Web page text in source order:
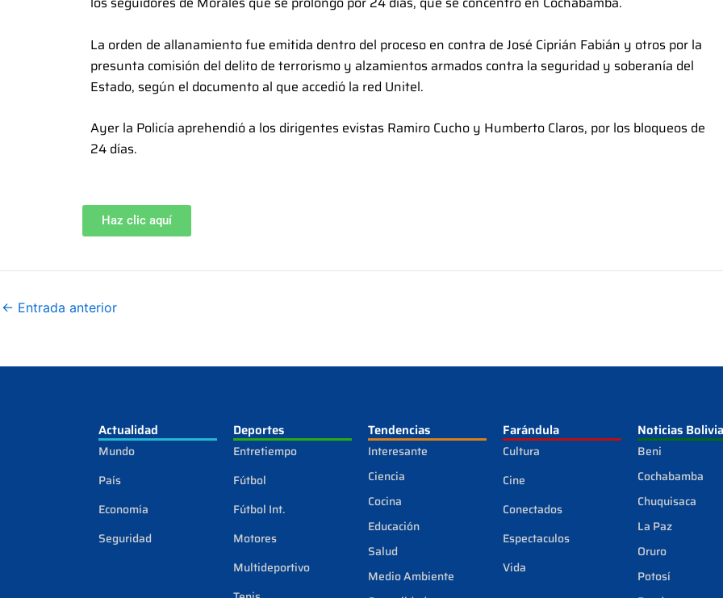
La orden de allanamiento fue emitida dentro del proceso en contra de José Ciprián Fabián y otros por la
presunta comisión del delito de terrorismo y alzamientos armados contra la seguridad y soberanía del
Estado, según el documento al que accedió la red Unitel.
Ayer la Policía aprehendió a los dirigentes evistas Ramiro Cucho y Humberto Claros, por los bloqueos de
24 días.
Haz clic aquí
← Entrada anterior
Actualidad
Mundo
País
Economía
Seguridad
Deportes
Entretiempo
Fútbol
Fútbol Int.
Motores
Multideportivo
Tendencias
Interesante
Ciencia
Cocina
Educación
Salud
Medio Ambiente
Farándula
Cultura
Cine
Conectados
Espectaculos
Vida
Noticias Bolivia
Beni
Cochabamba
Chuquisaca
La Paz
Oruro
Potosí